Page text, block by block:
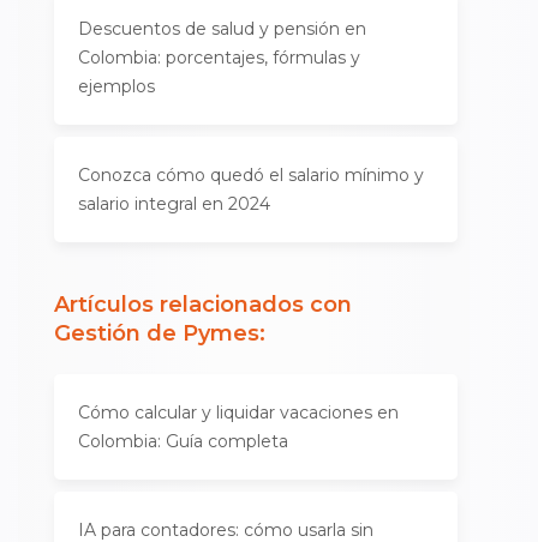
Descuentos de salud y pensión en
Colombia: porcentajes, fórmulas y
ejemplos
Conozca cómo quedó el salario mínimo y
salario integral en 2024
Artículos relacionados con
Gestión de Pymes:
Cómo calcular y liquidar vacaciones en
Colombia: Guía completa
IA para contadores: cómo usarla sin